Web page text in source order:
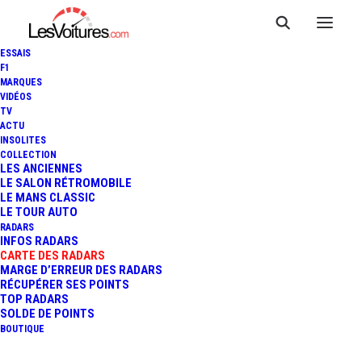
ESSAIS
F1
MARQUES
VIDÉOS
TV
ACTU
INSOLITES
COLLECTION
LES ANCIENNES
LE SALON RÉTROMOBILE
LE MANS CLASSIC
LE TOUR AUTO
RADARS
INFOS RADARS
CARTE DES RADARS
MARGE D’ERREUR DES RADARS
RÉCUPÉRER SES POINTS
TOP RADARS
SOLDE DE POINTS
BOUTIQUE
533